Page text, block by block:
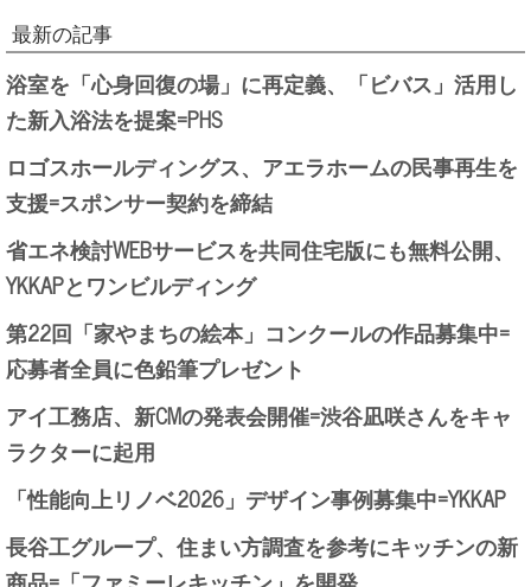
最新の記事
浴室を「心身回復の場」に再定義、「ビバス」活用し
た新入浴法を提案=PHS
ロゴスホールディングス、アエラホームの民事再生を
支援=スポンサー契約を締結
省エネ検討WEBサービスを共同住宅版にも無料公開、
YKKAPとワンビルディング
第22回「家やまちの絵本」コンクールの作品募集中=
応募者全員に色鉛筆プレゼント
アイ工務店、新CMの発表会開催=渋谷凪咲さんをキャ
ラクターに起用
「性能向上リノベ2026」デザイン事例募集中=YKKAP
長谷工グループ、住まい方調査を参考にキッチンの新